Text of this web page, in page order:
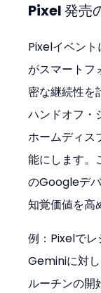
Pixel 発売
Pixelイベン
がスマートフ
密な継続性を
ハンドオフ・
ホームディス
能にします。
のGoogleデ
知覚価値を高
例：Pixelで
Geminiに対
ルーチンの開